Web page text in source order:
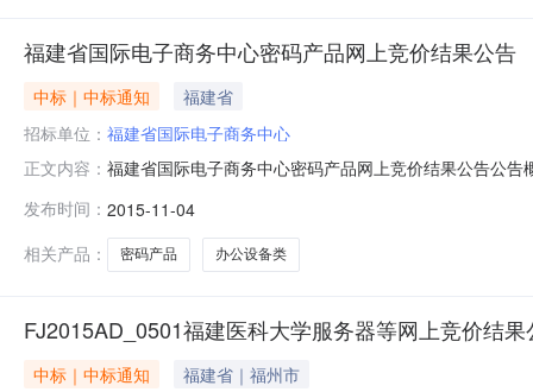
福建省国际电子商务中心密码产品网上竞价结果公告
中标｜中标通知
福建省
招标单位： 福建省国际电子商务中心
正文内容： 福建省国际电子商务中心密码产品网上竞价结果公告公
商务中心采购人地址福建省福州市鼓楼区五四路158号环
发布时间： 2015-11-04
相关产品：
密码产品 办公设备类
FJ2015AD_0501福建医科大学服务器等网上竞价结
中标｜中标通知
福建省｜福州市